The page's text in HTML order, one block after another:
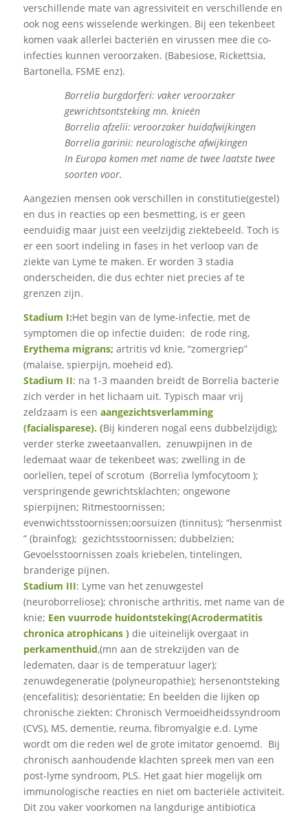
verschillende mate van agressiviteit en verschillende en
ook nog eens wisselende werkingen. Bij een tekenbeet
komen vaak allerlei bacteriën en virussen mee die co-
infecties kunnen veroorzaken. (Babesiose, Rickettsia,
Bartonella, FSME enz).
Borrelia burgdorferi: vaker veroorzaker
gewrichtsontsteking mn. knieën
Borrelia afzelii: veroorzaker huidafwijkingen
Borrelia garinii: neurologische afwijkingen
In Europa komen met name de twee laatste twee
soorten voor.
Aangezien mensen ook verschillen in constitutie(gestel)
en dus in reacties op een besmetting, is er geen
eenduidig maar juist een veelzijdig ziektebeeld. Toch is
er een soort indeling in fases in het verloop van de
ziekte van Lyme te maken. Er worden 3 stadia
onderscheiden, die dus echter niet precies af te
grenzen zijn.
Stadium I:Het begin van de lyme-infectie, met de
symptomen die op infectie duiden: de rode ring,
Erythema migrans; artritis vd knie, “zomergriep”
(malaise, spierpijn, moeheid ed).
Stadium II: na 1-3 maanden breidt de Borrelia bacterie
zich verder in het lichaam uit. Typisch maar vrij
zeldzaam is een aangezichtsverlamming
(facialisparese). (Bij kinderen nogal eens dubbelzijdig);
verder sterke zweetaanvallen, zenuwpijnen in de
ledemaat waar de tekenbeet was; zwelling in de
oorlellen, tepel of scrotum (Borrelia lymfocytoom );
verspringende gewrichtsklachten; ongewone
spierpijnen; Ritmestoornissen;
evenwichtsstoornissen;oorsuizen (tinnitus); “hersenmist
” (brainfog); gezichtsstoornissen; dubbelzien;
Gevoelsstoornissen zoals kriebelen, tintelingen,
branderige pijnen.
Stadium III: Lyme van het zenuwgestel
(neuroborreliose); chronische arthritis, met name van de
knie; Een vuurrode huidontsteking(Acrodermatitis
chronica atrophicans ) die uiteinelijk overgaat in
perkamenthuid,(mn aan de strekzijden van de
ledematen, daar is de temperatuur lager);
zenuwdegeneratie (polyneuropathie); hersenontsteking
(encefalitis); desoriëntatie; En beelden die lijken op
chronische ziekten: Chronisch Vermoeidheidssyndroom
(CVS), MS, dementie, reuma, fibromyalgie e.d. Lyme
wordt om die reden wel de grote imitator genoemd. Bij
chronisch aanhoudende klachten spreek men van een
post-lyme syndroom, PLS. Het gaat hier mogelijk om
immunologische reacties en niet om bacteriële activiteit.
Dit zou vaker voorkomen na langdurige antibiotica